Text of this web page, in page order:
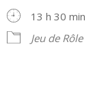
13 h 30 min
Jeu de Rôle